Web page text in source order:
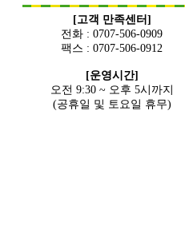
[고객 만족센터]
전화 : 0707-506-0909
팩스 : 0707-506-0912
[운영시간]
오전 9:30 ~ 오후 5시까지
(공휴일 및 토요일 휴무)